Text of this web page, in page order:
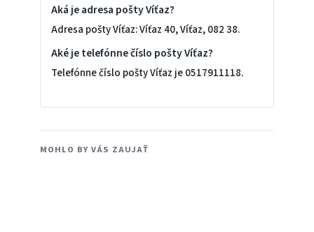
Aká je adresa pošty Víťaz?
Adresa pošty Víťaz: Víťaz 40, Víťaz, 082 38.
Aké je telefónne číslo pošty Víťaz?
Telefónne číslo pošty Víťaz je 0517911118.
MOHLO BY VÁS ZAUJAŤ